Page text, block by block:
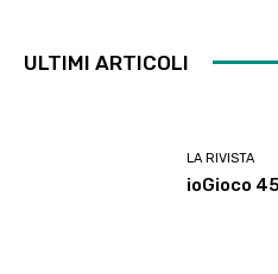
ULTIMI ARTICOLI
LA RIVISTA
ioGioco